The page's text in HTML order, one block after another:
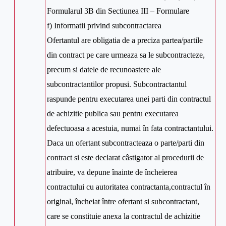
Formularul 3B din Sectiunea III – Formulare
f) Informatii privind subcontractarea
Ofertantul are obligatia de a preciza partea/partile
din contract pe care urmeaza sa le subcontracteze,
precum si datele de recunoastere ale
subcontractantilor propusi. Subcontractantul
raspunde pentru executarea unei parti din contractul
de achizitie publica sau pentru executarea
defectuoasa a acestuia, numai în fata contractantului.
Daca un ofertant subcontracteaza o parte/parti din
contract si este declarat câstigator al procedurii de
atribuire, va depune înainte de încheierea
contractului cu autoritatea contractanta,contractul în
original, încheiat între ofertant si subcontractant,
care se constituie anexa la contractul de achizitie